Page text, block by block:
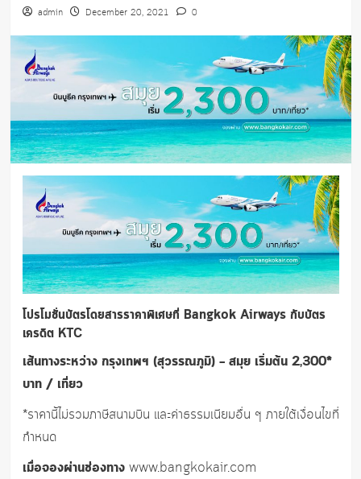
admin December 20, 2021 0
โปรโมชั่นบัตรโดยสารราคาพิเศษที่ Bangkok Airways กับบัตร
เครดิต KTC
เส้นทางระหว่าง กรุงเทพฯ (สุวรรณภูมิ) – สมุย เริ่มต้น 2,300*
บาท / เที่ยว
*ราคานี้ไม่รวมภาษีสนามบิน และค่าธรรมเนียมอื่น ๆ ภายใต้เงื่อนไขที่
กำหนด
เมื่อจองผ่านช่องทาง www.bangkokair.com